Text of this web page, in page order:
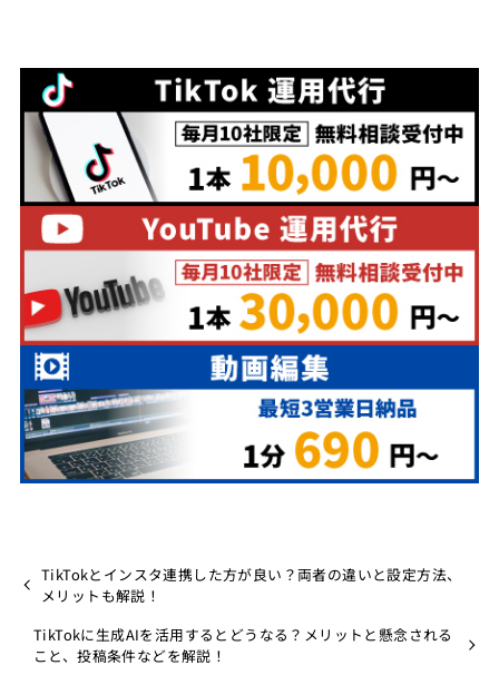
TikTokとインスタ連携した方が良い？両者の違いと設定方法、
メリットも解説！
TikTokに生成AIを活用するとどうなる？メリットと懸念される
こと、投稿条件などを解説！